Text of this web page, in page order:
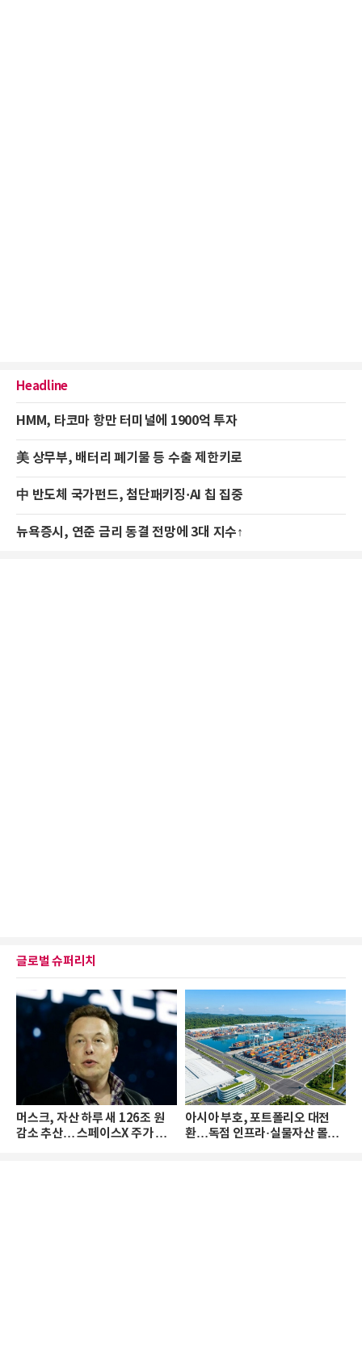
Headline
HMM, 타코마 항만 터미널에 1900억 투자
美 상무부, 배터리 폐기물 등 수출 제한키로
中 반도체 국가펀드, 첨단패키징·AI 칩 집중
뉴욕증시, 연준 금리 동결 전망에 3대 지수↑
글로벌 슈퍼리치
머스크, 자산 하루 새 126조 원
감소 추산… 스페이스X 주가 하
아시아 부호, 포트폴리오 대전
환…독점 인프라·실물자산 몰린